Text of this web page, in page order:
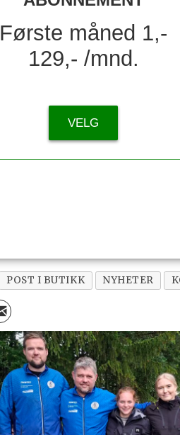
Første måned 1,-
129,- /mnd.
VELG
POST I BUTIKK NYHETER